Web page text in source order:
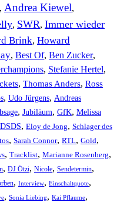
, Andrea Kiewel,
, SWR, Immer wieder
Brink, Howard
, Best Of, Ben Zucker,
, Stefanie Hertel,
, Thomas Anders, Ross
, Udo Jürgens, Andreas
, Jubiläum, GfK, Melissa
DSDS, Eloy de Jong, Schlager des
, Sarah Connor, RTL, Gold,
, Tracklist, Marianne Rosenberg,
, DJ Ötzi, Nicole, Sendetermin,
, Interview, Einschaltquote,
, Sonia Liebing, Kai Pflaume,